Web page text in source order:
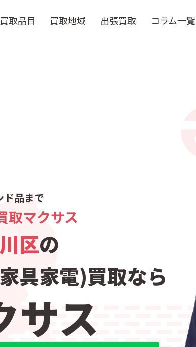
買取品目 買取地域 出張買取 コラム一覧
ド品まで
取マクサス
区の
具家電)買取なら
サス